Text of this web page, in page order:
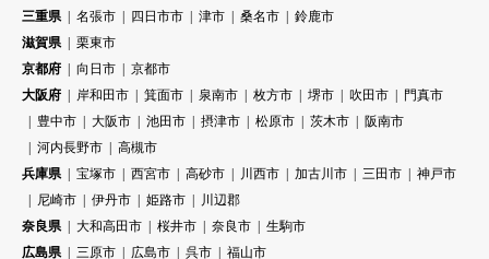
三重県
名張市 四日市市 津市 桑名市
鈴鹿市
滋賀県
栗東市
京都府
向日市
京都市
大阪府
岸和田市 箕面市 泉南市 枚方市 堺市 吹田市
門真市
豊中市
大阪市 池田市 摂津市 松原市 茨木市
阪南市
河内長野市
高槻市
兵庫県
宝塚市 西宮市 高砂市 川西市 加古川市 三田市
神戸市
尼崎市
伊丹市 姫路市
川辺郡
奈良県
大和高田市 桜井市 奈良市
生駒市
広島県
三原市 広島市 呉市
福山市